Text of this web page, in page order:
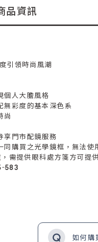
品資訊
引領時尚風潮
個人大膽風格
無彩度的基本深色系
尚
享門市配鏡服務
同購買之光學鏡框，無法使
需提供眼科處方箋方可提
583
如何購